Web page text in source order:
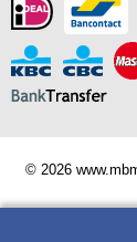
© 2026